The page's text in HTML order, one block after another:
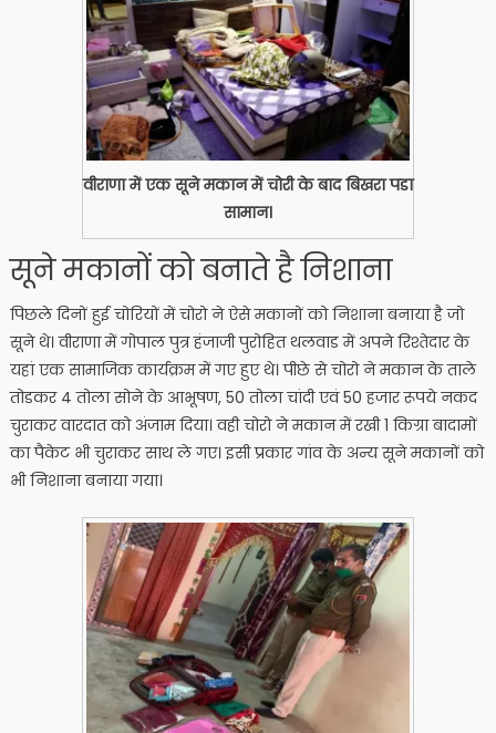
वीराणा में एक सूने मकान में चोरी के बाद बिखरा पडा
सामान।
सूने मकानों को बनाते है निशाना
पिछले दिनों हुई चोरियों में चोरो ने ऐसे मकानों को निशाना बनाया है जो
सूने थे। वीराणा में गोपाल पुत्र हंजाजी पुरोहित थलवाड में अपने रिश्तेदार के
यहां एक सामाजिक कार्यक्रम में गए हुए थे। पीछे से चोरो ने मकान के ताले
तोडकर 4 तोला सोने के आभूषण, 50 तोला चांदी एवं 50 हजार रूपये नकद
चुराकर वारदात को अंजाम दिया। वही चोरो ने मकान में रखी 1 किग्रा बादामों
का पैकेट भी चुराकर साथ ले गए। इसी प्रकार गांव के अन्य सूने मकानों को
भी निशाना बनाया गया।